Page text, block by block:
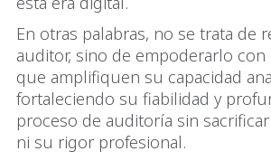
En otras palabras, no se trata de
auditor, sino de empoderarlo con
que amplifiquen su capacidad
fortaleciendo su fiabilidad y
proceso de auditoría sin
ni su rigor profesional.